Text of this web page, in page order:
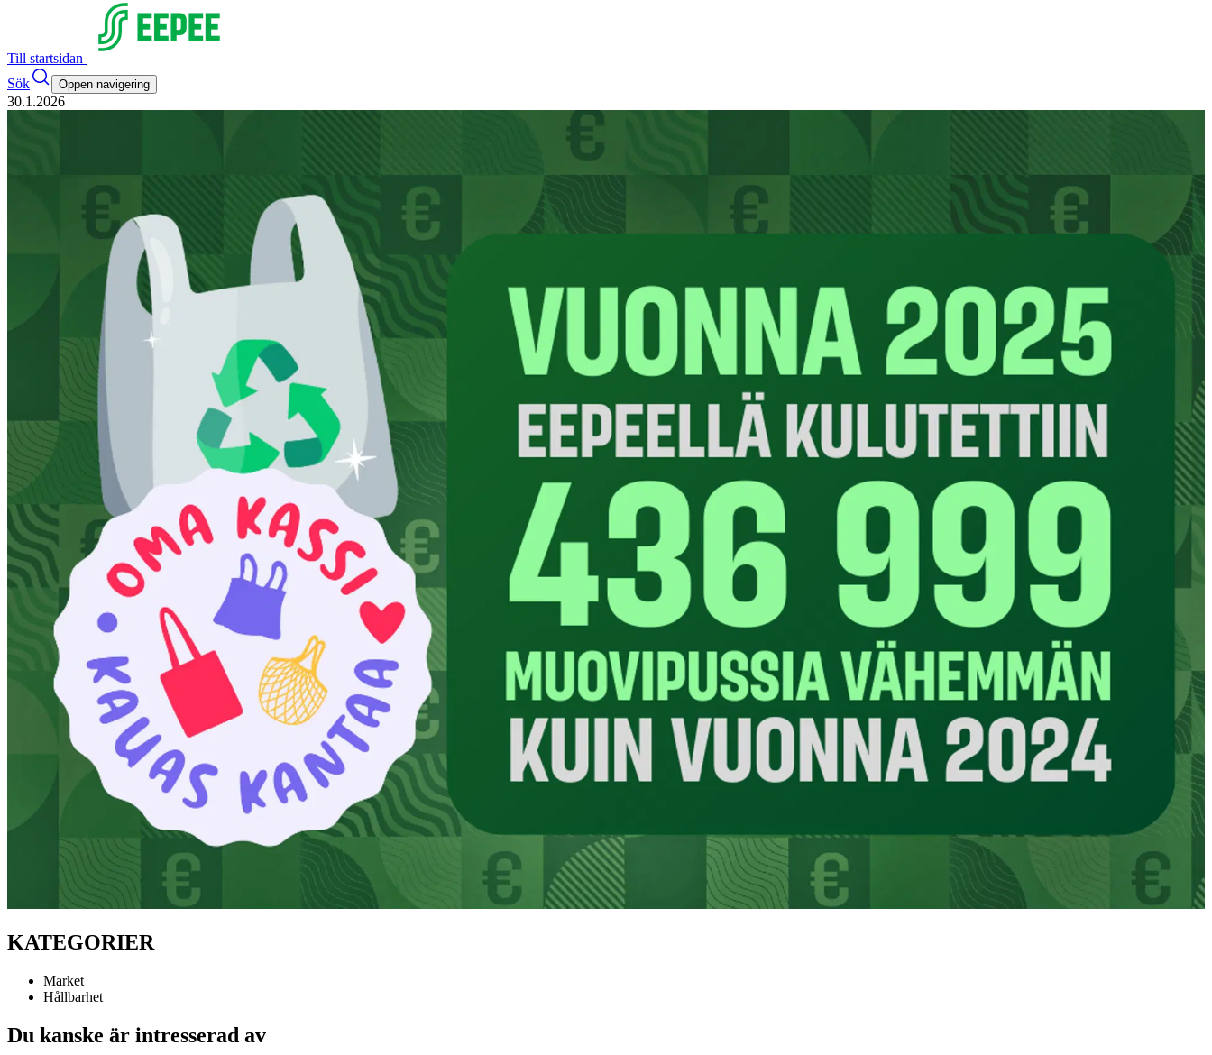
Till startsidan
Sök
Öppen navigering
30.1.2026
KATEGORIER
Market
Hållbarhet
Du kanske är intresserad av